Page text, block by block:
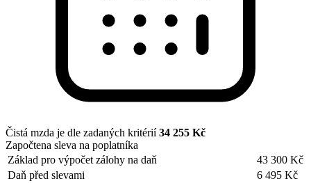
Čistá mzda je dle zadaných kritérií34 255 Kč
Započtena sleva na poplatníka
Základ pro výpočet zálohy na daň
43 300 Kč
Daň před slevami
6 495 Kč